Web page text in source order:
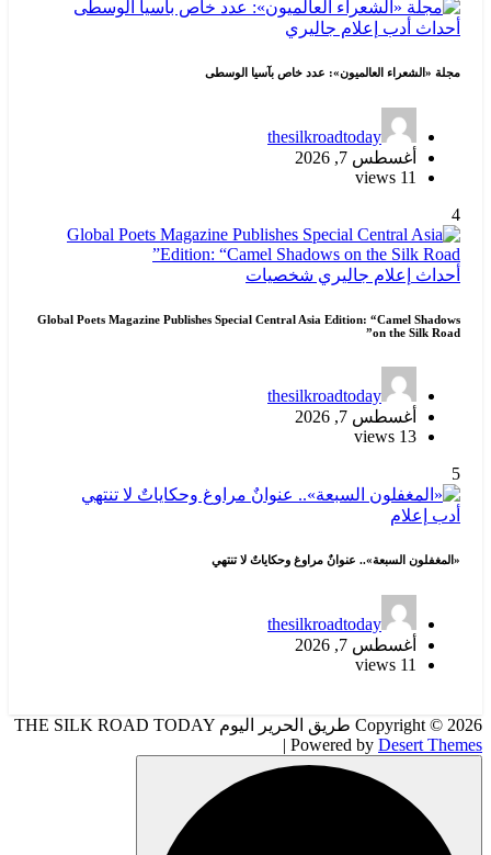
أحداث أدب إعلام جاليري
مجلة «الشعراء العالميون»: عدد خاص بآسيا الوسطى
thesilkroadtoday
أغسطس 7, 2026
11 views
4
أحداث إعلام جاليري شخصيات
Global Poets Magazine Publishes Special Central Asia Edition: “Camel Shadows
on the Silk Road”
thesilkroadtoday
أغسطس 7, 2026
13 views
5
أدب إعلام
«المغفلون السبعة».. عنوانٌ مراوغ وحكاياتٌ لا تنتهي
thesilkroadtoday
أغسطس 7, 2026
11 views
Copyright © 2026 طريق الحرير اليوم THE SILK ROAD TODAY
| Powered by Desert Themes